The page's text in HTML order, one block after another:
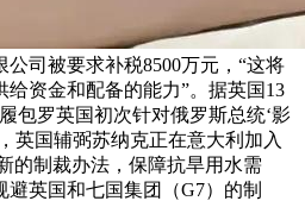
司被要求补税8500万元，“这将
资金和配备的能力”。据英国13
包罗英国初次针对俄罗斯总统‘影
英国辅弼苏纳克正在意大利加入
的制裁办法，保障抗旱用水需
英国和七国集团（G7）的制